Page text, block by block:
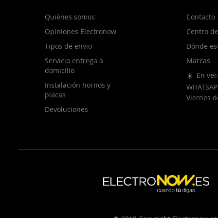
Quiénes somos
Opiniones Electronow
Tipos de envio
Servicio entrega a
domicilio
Instalación hornos y
placas
Devoluciones
Contacto
Centro
Dónde
Marcas
☀️ En
Viernes